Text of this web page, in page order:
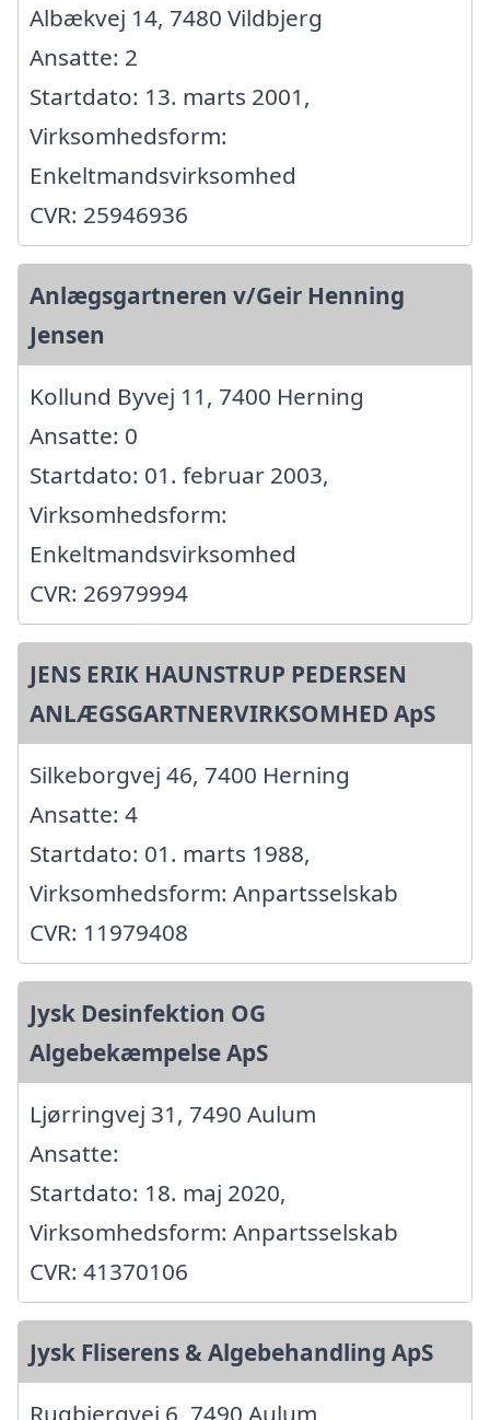
Albækvej 14, 7480 Vildbjerg
Ansatte: 2
Startdato: 13. marts 2001,
Virksomhedsform:
Enkeltmandsvirksomhed
CVR: 25946936
Anlægsgartneren v/Geir Henning
Jensen
Kollund Byvej 11, 7400 Herning
Ansatte: 0
Startdato: 01. februar 2003,
Virksomhedsform:
Enkeltmandsvirksomhed
CVR: 26979994
JENS ERIK HAUNSTRUP PEDERSEN
ANLÆGSGARTNERVIRKSOMHED ApS
Silkeborgvej 46, 7400 Herning
Ansatte: 4
Startdato: 01. marts 1988,
Virksomhedsform: Anpartsselskab
CVR: 11979408
Jysk Desinfektion OG
Algebekæmpelse ApS
Ljørringvej 31, 7490 Aulum
Ansatte:
Startdato: 18. maj 2020,
Virksomhedsform: Anpartsselskab
CVR: 41370106
Jysk Fliserens & Algebehandling ApS
Rugbjergvej 6, 7490 Aulum